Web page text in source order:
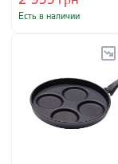
Есть в наличии